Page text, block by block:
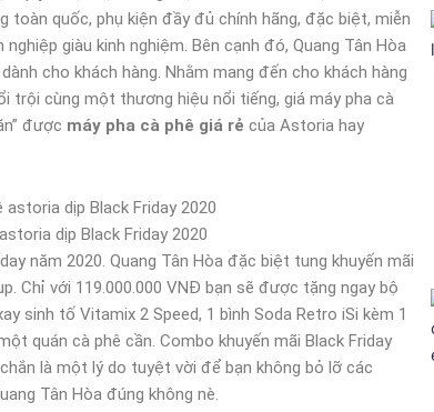
toàn quốc, phụ kiện đầy đủ chính hãng, đặc biệt, miễn
giàu kinh nghiệm. Bên cạnh đó, Quang Tân Hòa
cho khách hàng. Nhằm mang đến cho khách hàng
trội cùng một thương hiệu nổi tiếng, giá máy pha cà
được máy pha cà phê giá rẻ của Astoria hay
dịp Black Friday 2020
năm 2020. Quang Tân Hòa đặc biệt tung khuyến mãi
Chỉ với 119.000.000 VNĐ bạn sẽ được tặng ngay bộ
sinh tố Vitamix 2 Speed, 1 bình Soda Retro iSi kèm 1
quán cà phê cần. Combo khuyến mãi Black Friday
là một lý do tuyệt vời để bạn không bỏ lỡ các
Tân Hòa đúng không nè.